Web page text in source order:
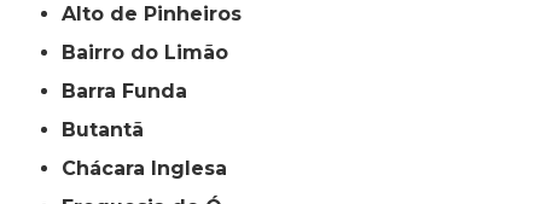
Alto de Pinheiros
Bairro do Limão
Barra Funda
Butantã
Chácara Inglesa